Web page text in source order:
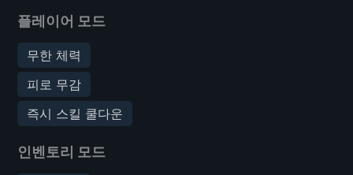
플레이어 모드
무한 체력
피로 무감
즉시 스킬 쿨다운
인벤토리 모드